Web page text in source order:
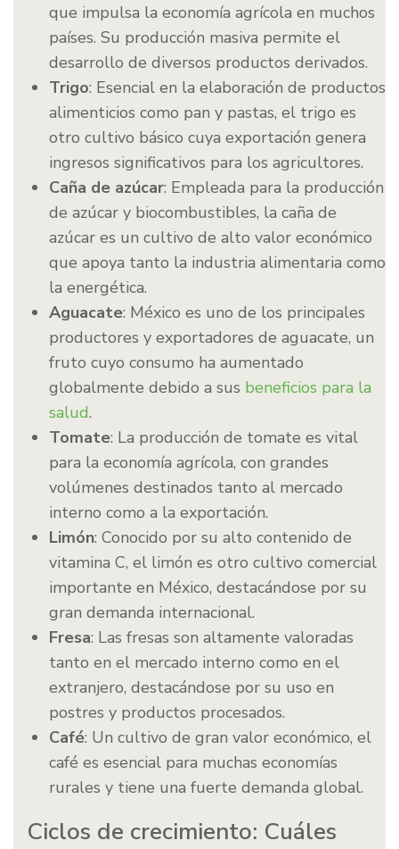
que impulsa la economía agrícola en muchos
países. Su producción masiva permite el
desarrollo de diversos productos derivados.
Trigo: Esencial en la elaboración de productos
alimenticios como pan y pastas, el trigo es
otro cultivo básico cuya exportación genera
ingresos significativos para los agricultores.
Caña de azúcar: Empleada para la producción
de azúcar y biocombustibles, la caña de
azúcar es un cultivo de alto valor económico
que apoya tanto la industria alimentaria como
la energética.
Aguacate: México es uno de los principales
productores y exportadores de aguacate, un
fruto cuyo consumo ha aumentado
globalmente debido a sus beneficios para la
salud.
Tomate: La producción de tomate es vital
para la economía agrícola, con grandes
volúmenes destinados tanto al mercado
interno como a la exportación.
Limón: Conocido por su alto contenido de
vitamina C, el limón es otro cultivo comercial
importante en México, destacándose por su
gran demanda internacional.
Fresa: Las fresas son altamente valoradas
tanto en el mercado interno como en el
extranjero, destacándose por su uso en
postres y productos procesados.
Café: Un cultivo de gran valor económico, el
café es esencial para muchas economías
rurales y tiene una fuerte demanda global.
Ciclos de crecimiento: Cuáles